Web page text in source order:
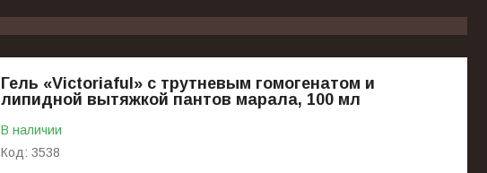
Гель «Victoriaful» с трутневым гомогенатом и
липидной вытяжкой пантов марала, 100 мл
В наличии
Код: 3538